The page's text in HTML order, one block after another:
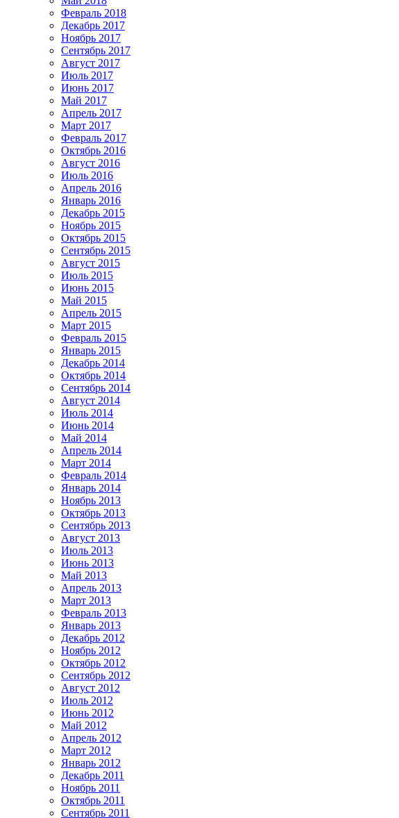
Февраль 2018
Декабрь 2017
Ноябрь 2017
Сентябрь 2017
Август 2017
Июль 2017
Июнь 2017
Май 2017
Апрель 2017
Март 2017
Февраль 2017
Октябрь 2016
Август 2016
Июль 2016
Апрель 2016
Январь 2016
Декабрь 2015
Ноябрь 2015
Октябрь 2015
Сентябрь 2015
Август 2015
Июль 2015
Июнь 2015
Май 2015
Апрель 2015
Март 2015
Февраль 2015
Январь 2015
Декабрь 2014
Октябрь 2014
Сентябрь 2014
Август 2014
Июль 2014
Июнь 2014
Май 2014
Апрель 2014
Март 2014
Февраль 2014
Январь 2014
Ноябрь 2013
Октябрь 2013
Сентябрь 2013
Август 2013
Июль 2013
Июнь 2013
Май 2013
Апрель 2013
Март 2013
Февраль 2013
Январь 2013
Декабрь 2012
Ноябрь 2012
Октябрь 2012
Сентябрь 2012
Август 2012
Июль 2012
Июнь 2012
Май 2012
Апрель 2012
Март 2012
Январь 2012
Декабрь 2011
Ноябрь 2011
Октябрь 2011
Сентябрь 2011